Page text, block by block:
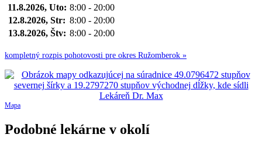
11.8.2026, Uto: 8:00 - 20:00
12.8.2026, Str: 8:00 - 20:00
13.8.2026, Štv: 8:00 - 20:00
kompletný rozpis pohotovosti pre okres Ružomberok »
Mapa
Podobné lekárne v okolí